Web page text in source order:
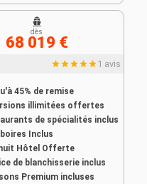
1 avis
45% de remise
illimitées offertes
de spécialités inclus
Inclus
Hôtel Offerte
de blanchisserie inclus
Premium incluses
dès
68 019 €